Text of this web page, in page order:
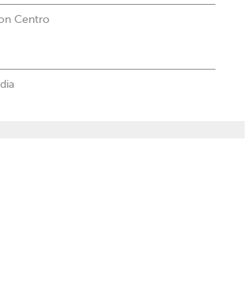
Centro